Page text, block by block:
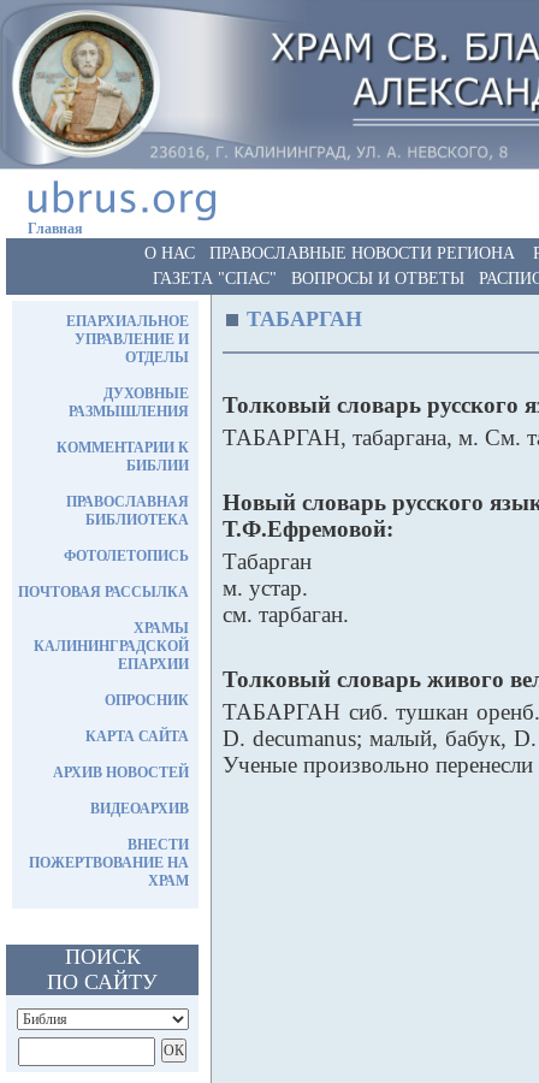
Главная
О НАС ПРАВОСЛАВНЫЕ НОВОСТИ РЕГИОНА
ГАЗЕТА "СПАС"
ВОПРОСЫ И ОТВЕТЫ
ЕПАРХИАЛЬНОЕ
УПРАВЛЕНИЕ И
ОТДЕЛЫ
ДУХОВНЫЕ
РАЗМЫШЛЕНИЯ
КОММЕНТАРИИ К
БИБЛИИ
ПРАВОСЛАВНАЯ
БИБЛИОТЕКА
ФОТОЛЕТОПИСЬ
ПОЧТОВАЯ РАССЫЛКА
ХРАМЫ
КАЛИНИНГРАДСКОЙ
ЕПАРХИИ
ОПРОСНИК
КАРТА САЙТА
АРХИВ НОВОСТЕЙ
ВИДЕОАРХИВ
ВНЕСТИ
ПОЖЕРТВОВАНИЕ НА
ХРАМ
ПОИСК
ПО САЙТУ
ТАБАРГАН
Толковый словарь
ТАБАРГАН, табаргана, м. См.
Новый словарь русского
Т.Ф.Ефремовой:
Табарган
м. устар.
см. тарбаган.
Толковый словарь живого
ТАБАРГАН сиб. тушкан
D. decumanus; малый, бабук,
Ученые произвольно